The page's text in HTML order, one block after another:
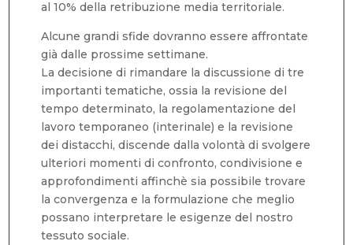
al 10% della retribuzione media territoriale.
Alcune grandi sfide dovranno essere affrontate
già dalle prossime settimane.
La decisione di rimandare la discussione di tre
importanti tematiche, ossia la revisione del
tempo determinato, la regolamentazione del
lavoro temporaneo (interinale) e la revisione
dei distacchi, discende dalla volontà di svolgere
ulteriori momenti di confronto, condivisione e
approfondimenti affinchè sia possibile trovare
la convergenza e la formulazione che meglio
possano interpretare le esigenze del nostro
tessuto sociale.